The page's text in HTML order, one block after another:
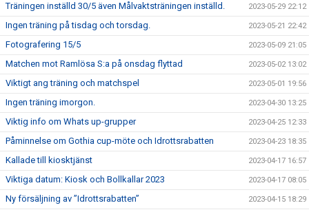
Träningen inställd 30/5 även Målvaktsträningen inställd. 2023-05-29 22:12
Ingen träning på tisdag och torsdag. 2023-05-21 22:42
Fotografering 15/5 2023-05-09 21:05
Matchen mot Ramlösa S:a på onsdag flyttad 2023-05-02 13:02
Viktigt ang träning och matchspel 2023-05-01 19:56
Ingen träning imorgon. 2023-04-30 13:25
Viktig info om Whats up-grupper 2023-04-25 12:33
Påminnelse om Gothia cup-möte och Idrottsrabatten 2023-04-23 18:35
Kallade till kiosktjänst 2023-04-17 16:57
Viktiga datum: Kiosk och Bollkallar 2023 2023-04-17 08:05
Ny försäljning av ”Idrottsrabatten” 2023-04-15 18:29